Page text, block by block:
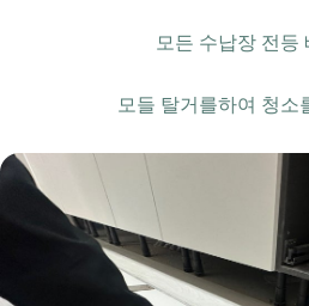
모든 수납장 전등
모들 탈거를하여 청소